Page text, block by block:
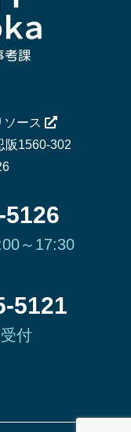
ース
1560-302
5126
～17:30
5121
付